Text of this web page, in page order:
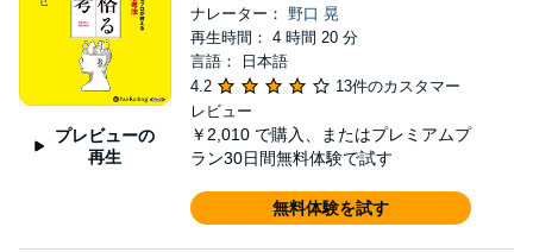
プレビューの
再生
ナレーター： 野口 晃
再生時間： 4 時間 20 分
言語： 日本語
4.2
13件のカスタマー
レビュー
￥2,010 で購入、またはプレミアムプ
ラン30日間無料体験で試す
無料体験を試す